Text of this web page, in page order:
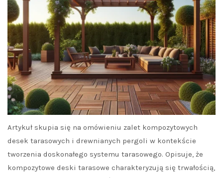
Artykuł skupia się na omówieniu zalet kompozytowych
desek tarasowych i drewnianych pergoli w kontekście
tworzenia doskonałego systemu tarasowego. Opisuje, że
kompozytowe deski tarasowe charakteryzują się trwałością,